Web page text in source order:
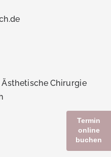
Chirurgie
Termin
online
buchen